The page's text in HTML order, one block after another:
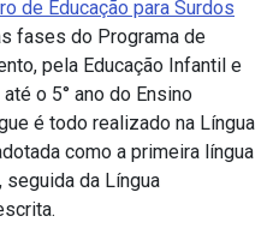
de Educação para Surdos
fases do Programa de
pela Educação Infantil e
o 5° ano do Ensino
é todo realizado na Língua
como a primeira língua
seguida da Língua